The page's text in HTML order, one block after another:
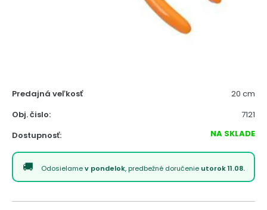
Predajná veľkosť
20 cm
Obj. čislo:
7121
Dostupnosť:
NA SKLADE
Odosielamev pondelok, predbežné doručenie utorok 11.08.